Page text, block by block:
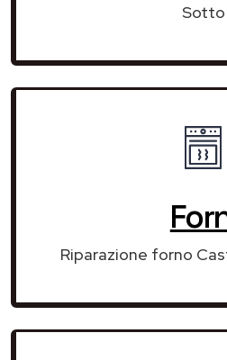
Sotto
Riparazione forno